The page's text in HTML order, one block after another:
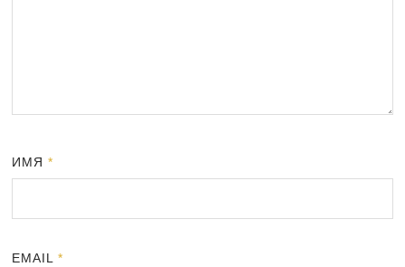
ИМЯ*
EMAIL*